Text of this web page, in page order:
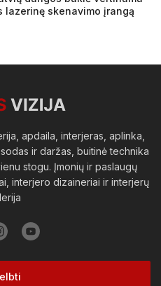
lazerinę skenavimo įrangą
apdaila, interjeras, aplinka,
ir daržas, buitinė technika
stogu. Įmonių ir paslaugų
interjero dizaineriai ir interjerų